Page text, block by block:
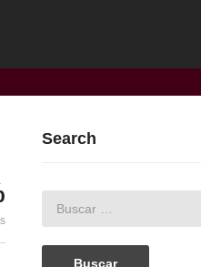
Search